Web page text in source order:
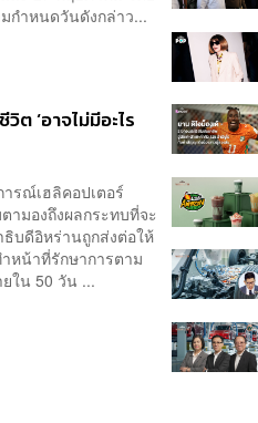
กำหนดวันดังกล่าว...
ต ‘อาจไม่มีอะไร
รณ์เฮลิคอปเตอร์
ามองถึงผลกระทบที่จะ
บดีอิหร่านถูกส่งต่อให้
หน้าที่รักษาการตาม
ใน 50 วัน ...